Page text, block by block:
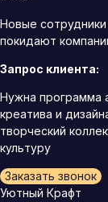
Новые
покидают
Запрос клиента:
Нужна программа
креатива и
творческий
культуру
Заказать звонок
Уютный Крафт